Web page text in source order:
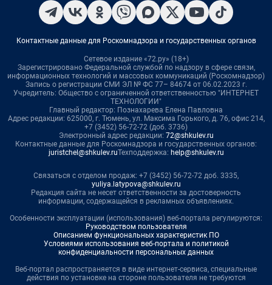
Контактные данные для Роскомнадзора и государственных органов
Сетевое издание «72.ру» (18+)
Зарегистрировано Федеральной службой по надзору в сфере связи,
информационных технологий и массовых коммуникаций (Роскомнадзор)
Запись о регистрации СМИ ЭЛ № ФС 77– 84674 от 06.02.2023 г.
Учредитель: Общество с ограниченной ответственностью "ИНТЕРНЕТ
ТЕХНОЛОГИИ"
Главный редактор: Познахарева Елена Павловна
Адрес редакции: 625000, г. Тюмень, ул. Максима Горького, д. 76, офис 214,
+7 (3452) 56-72-72 (доб. 3736)
Электронный адрес редакции: 72@shkulev.ru
Контактные данные для Роскомнадзора и государственных органов:
juristchel@shkulev.ruТехподдержка: help@shkulev.ru
Связаться с отделом продаж: +7 (3452) 56-72-72 доб. 3335,
yuliya.latypova@shkulev.ru
Редакция сайта не несет ответственности за достоверность
информации, содержащейся в рекламных объявлениях.
Особенности эксплуатации (использования) веб-портала регулируются:
Руководством пользователя
Описанием функциональных характеристик ПО
Условиями использования веб-портала и политикой
конфиденциальности персональных данных
Веб-портал распространяется в виде интернет-сервиса, специальные
действия по установке на стороне пользователя не требуются